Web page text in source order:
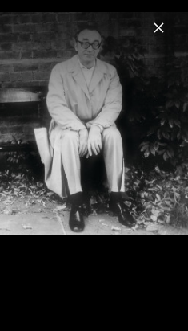
Menu
Videos Fotos Biografie
Philips